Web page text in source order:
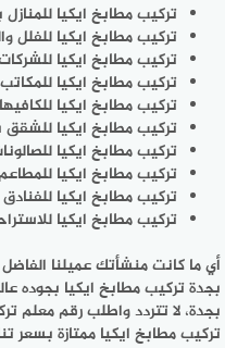
تركيب مطابخ ايكيا للمنازل
تركيب مطابخ ايكيا للفلل
تركيب مطابخ ايكيا
تركيب مطابخ ايكيا
تركيب مطابخ ايكيا
تركيب مطابخ ايكيا للشقق
تركيب مطابخ ايكيا
تركيب مطابخ ايكيا
تركيب مطابخ ايكيا
تركيب مطابخ ايكيا
أي ما كانت منشأتك عميلنا
بجدة تركيب مطابخ ايكيا بجوده
بجدة، لا تتردد واطلب رقم
تركيب مطابخ ايكيا ممتازة بسعر